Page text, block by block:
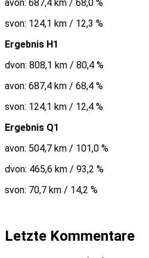
avon: 687,4 km / 68,0 %
svon: 124,1 km / 12,3 %
Ergebnis H1
dvon: 808,1 km / 80,4 %
avon: 687,4 km / 68,4 %
svon: 124,1 km / 12,4 %
Ergebnis Q1
avon: 504,7 km / 101,0 %
dvon: 465,6 km / 93,2 %
svon: 70,7 km / 14,2 %
Letzte Kommentare